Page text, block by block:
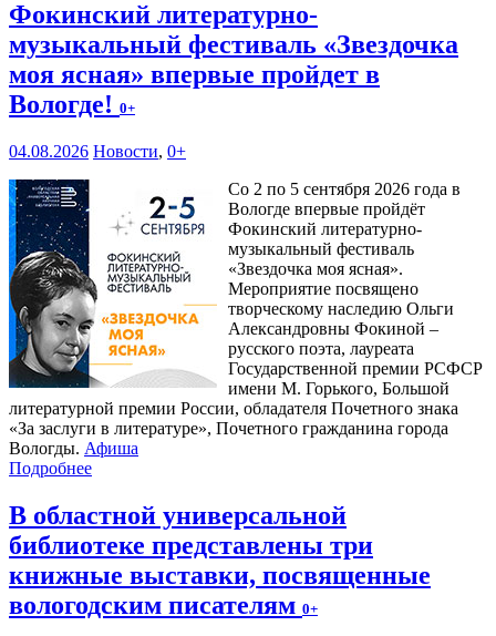
Фокинский литературно-
музыкальный фестиваль «Звездочка
моя ясная» впервые пройдет в
Вологде! 0+
04.08.2026 Новости, 0+
Со 2 по 5 сентября 2026 года в
Вологде впервые пройдёт
Фокинский литературно-
музыкальный фестиваль
«Звездочка моя ясная».
Мероприятие посвящено
творческому наследию Ольги
Александровны Фокиной –
русского поэта, лауреата
Государственной премии РСФСР
имени М. Горького, Большой
литературной премии России, обладателя Почетного знака
«За заслуги в литературе», Почетного гражданина города
Вологды. Афиша
Подробнее
В областной универсальной
библиотеке представлены три
книжные выставки, посвященные
вологодским писателям 0+